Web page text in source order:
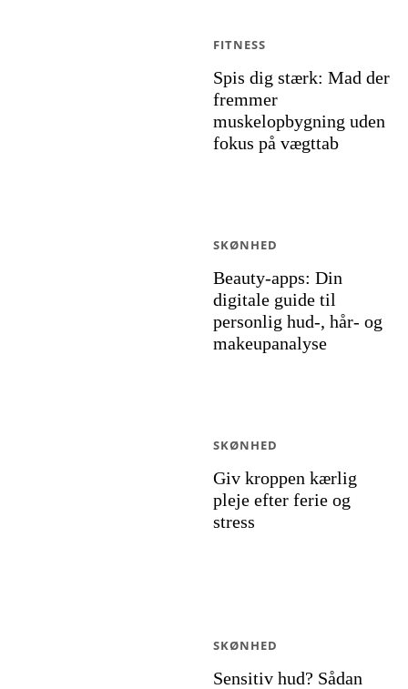
Spis dig stærk: Mad der
fremmer
muskelopbygning uden
fokus på vægttab
FITNESS
Beauty-apps: Din
digitale guide til
personlig hud-, hår- og
makeupanalyse
SKØNHED
Giv kroppen kærlig
pleje efter ferie og
stress
SKØNHED
Sensitiv hud? Sådan
SKØNHED